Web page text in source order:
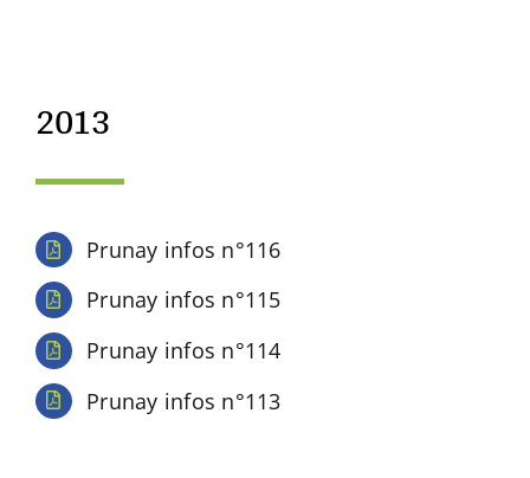
2013
Prunay infos n°116
Prunay infos n°115
Prunay infos n°114
Prunay infos n°113